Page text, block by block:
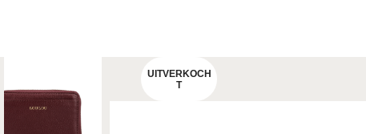
UITVERKOCH
T